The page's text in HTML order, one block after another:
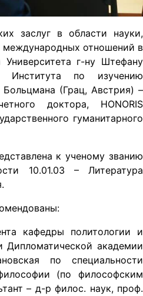
заслуг в области науки,
международных отношений в
Университета г-ну Штефану
Института по изучению
(Грац, Австрия) –
доктора, HONORIS
гуманитарного
к ученому званию
10.01.03 – Литература
кафедры политологии и
Дипломатической академии
по специальности
(по философским
– д-р филос. наук, проф.